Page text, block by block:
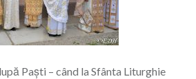
Paști – când la Sfânta Liturghie